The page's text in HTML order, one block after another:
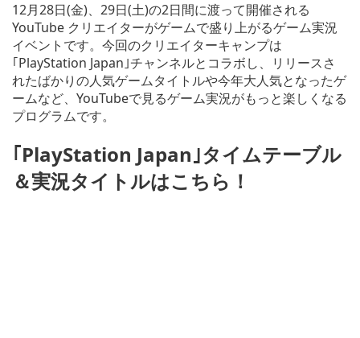
12月28日(金)、29日(土)の2日間に渡って開催される
YouTube クリエイターがゲームで盛り上がるゲーム実況
イベントです。今回のクリエイターキャンプは
｢PlayStation Japan｣チャンネルとコラボし、リリースさ
れたばかりの人気ゲームタイトルや今年大人気となったゲ
ームなど、YouTubeで見るゲーム実況がもっと楽しくなる
プログラムです。
｢PlayStation Japan｣タイムテーブル
＆実況タイトルはこちら！